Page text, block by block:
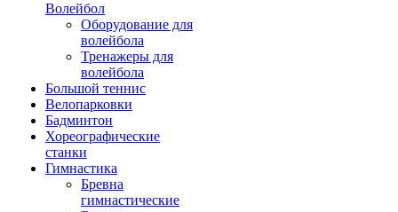
Волейбол
Оборудование для
волейбола
Тренажеры для
волейбола
Большой теннис
Велопарковки
Бадминтон
Хореографические
станки
Гимнастика
Бревна
гимнастические